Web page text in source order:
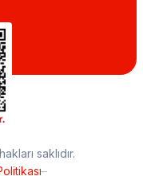
saklıdır.
–